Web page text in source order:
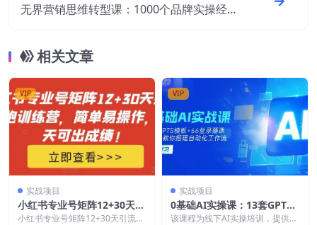
无界营销思维转型课：1000个品牌实操经
相关文章
VIP
实战项目
小红书专业号矩阵12+30天引
流陪跑训练营，简单易操作，
小红书专业号矩阵12+30天引流陪
VIP
实战项目
0基础AI实操课：13套GPTS
模板+66字录播课，手把手教
该课程为线下AI实操培训，提供13